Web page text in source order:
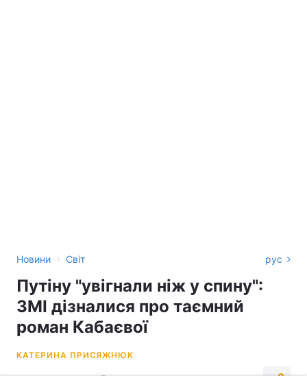
Новини › Світ рус
Путіну "увігнали ніж у спину":
ЗМІ дізналися про таємний
роман Кабаєвої
КАТЕРИНА ПРИСЯЖНЮК